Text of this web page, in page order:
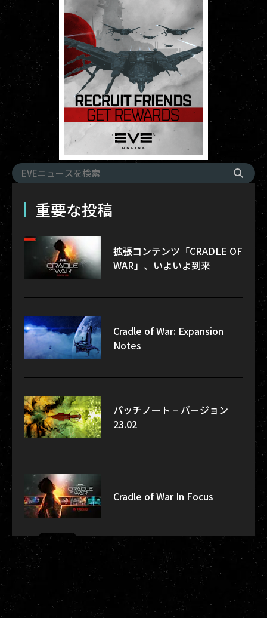
重要な投稿
拡張コンテンツ「CRADLE OF
WAR」、いよいよ到来
Cradle of War: Expansion
Notes
パッチノート – バージョン
23.02
Cradle of War In Focus